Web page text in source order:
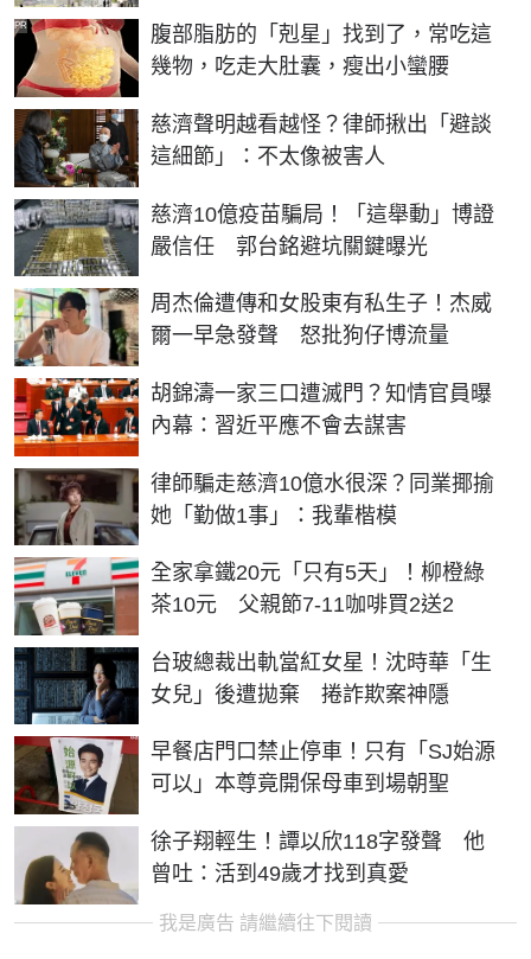
腹部脂肪的「剋星」找到了，常吃這
幾物，吃走大肚囊，瘦出小蠻腰
PR
慈濟聲明越看越怪？律師揪出「避談
這細節」：不太像被害人
慈濟10億疫苗騙局！「這舉動」博證
嚴信任 郭台銘避坑關鍵曝光
周杰倫遭傳和女股東有私生子！杰威
爾一早急發聲 怒批狗仔博流量
胡錦濤一家三口遭滅門？知情官員曝
內幕：習近平應不會去謀害
律師騙走慈濟10億水很深？同業揶揄
她「勤做1事」：我輩楷模
全家拿鐵20元「只有5天」！柳橙綠
茶10元 父親節7-11咖啡買2送2
台玻總裁出軌當紅女星！沈時華「生
女兒」後遭拋棄 捲詐欺案神隱
早餐店門口禁止停車！只有「SJ始源
可以」本尊竟開保母車到場朝聖
徐子翔輕生！譚以欣118字發聲 他
曾吐：活到49歲才找到真愛
我是廣告 請繼續往下閱讀